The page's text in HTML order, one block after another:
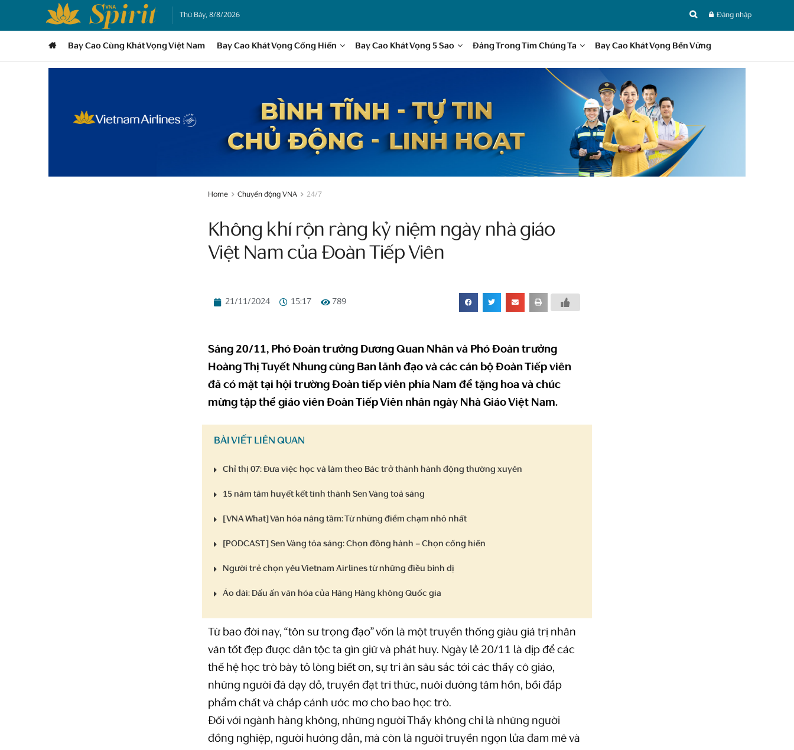
Thứ Bảy, 8/8/2026 Đăng nhập
Bay Cao Cùng Khát Vọng Việt Nam Bay Cao Khát Vọng Cống Hiến Bay Cao Khát Vọng 5 Sao Đảng Trong Tim Chúng Ta Bay Cao Khát Vọng Bền Vững
Home Chuyển động VNA 24/7
Không khí rộn ràng kỷ niệm ngày nhà giáo
Việt Nam của Đoàn Tiếp Viên
21/11/2024 15:17 789
Sáng 20/11, Phó Đoàn trưởng Dương Quan Nhân và Phó Đoàn trưởng
Hoàng Thị Tuyết Nhung cùng Ban lãnh đạo và các cán bộ Đoàn Tiếp viên
đã có mặt tại hội trường Đoàn tiếp viên phía Nam để tặng hoa và chúc
mừng tập thể giáo viên Đoàn Tiếp Viên nhân ngày Nhà Giáo Việt Nam.
BÀI VIẾT LIÊN QUAN
Chỉ thị 07: Đưa việc học và làm theo Bác trở thành hành động thường xuyên
15 năm tâm huyết kết tinh thành Sen Vàng toả sáng
[VNA What] Văn hóa nâng tầm: Từ những điểm chạm nhỏ nhất
[PODCAST] Sen Vàng tỏa sáng: Chọn đồng hành – Chọn cống hiến
Người trẻ chọn yêu Vietnam Airlines từ những điều bình dị
Áo dài: Dấu ấn văn hóa của Hãng Hàng không Quốc gia
Từ bao đời nay, “tôn sư trọng đạo” vốn là một truyền thống giàu giá trị nhân
văn tốt đẹp được dân tộc ta gìn giữ và phát huy. Ngày lễ 20/11 là dịp để các
thế hệ học trò bày tỏ lòng biết ơn, sự tri ân sâu sắc tới các thầy cô giáo,
những người đã dạy dỗ, truyền đạt tri thức, nuôi dưỡng tâm hồn, bồi đắp
phẩm chất và chắp cánh ước mơ cho bao học trò.
Đối với ngành hàng không, những người Thầy không chỉ là những người
đồng nghiệp, người hướng dẫn, mà còn là người truyền ngọn lửa đam mê và